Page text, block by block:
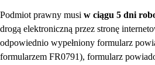
Podmiot prawny musi w ciągu 5 dni
drogą elektroniczną przez stronę
odpowiednio wypełniony formularz
formularzem FR0791), formularz